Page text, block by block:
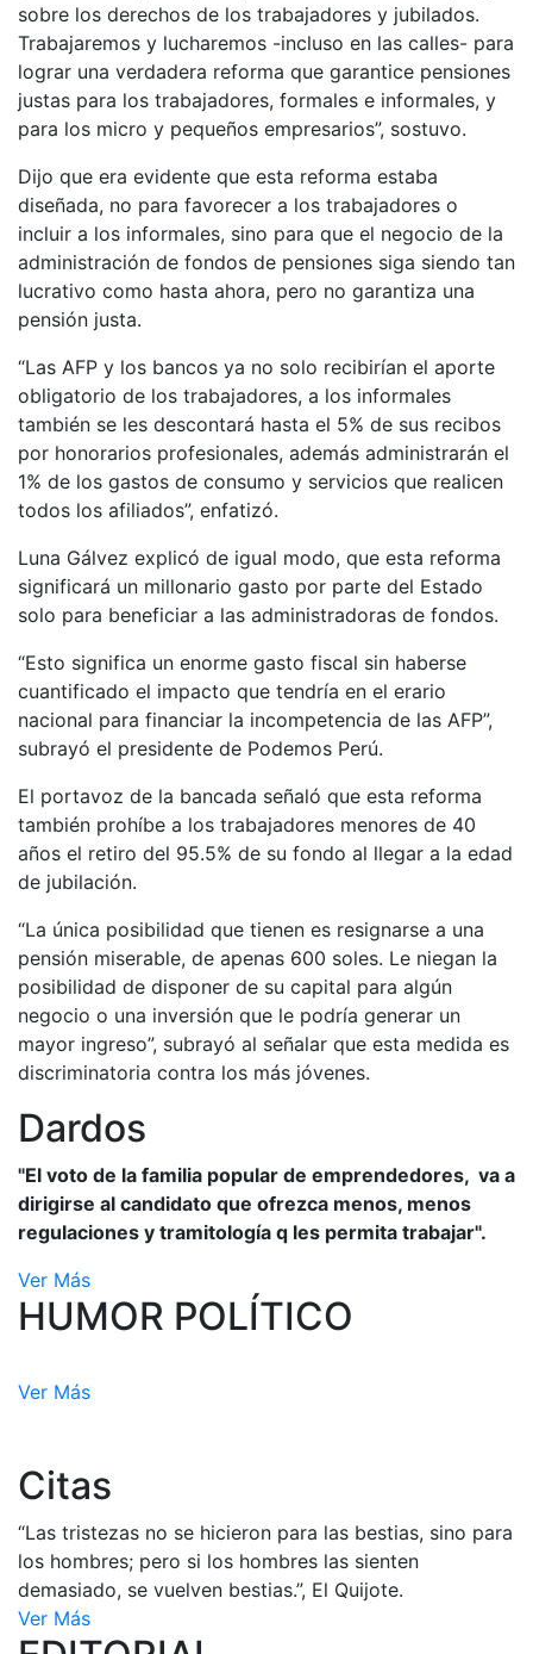
sobre los derechos de los trabajadores y jubilados.
Trabajaremos y lucharemos -incluso en las calles- para
lograr una verdadera reforma que garantice pensiones
justas para los trabajadores, formales e informales, y
para los micro y pequeños empresarios”, sostuvo.
Dijo que era evidente que esta reforma estaba
diseñada, no para favorecer a los trabajadores o
incluir a los informales, sino para que el negocio de la
administración de fondos de pensiones siga siendo tan
lucrativo como hasta ahora, pero no garantiza una
pensión justa.
“Las AFP y los bancos ya no solo recibirían el aporte
obligatorio de los trabajadores, a los informales
también se les descontará hasta el 5% de sus recibos
por honorarios profesionales, además administrarán el
1% de los gastos de consumo y servicios que realicen
todos los afiliados”, enfatizó.
Luna Gálvez explicó de igual modo, que esta reforma
significará un millonario gasto por parte del Estado
solo para beneficiar a las administradoras de fondos.
“Esto significa un enorme gasto fiscal sin haberse
cuantificado el impacto que tendría en el erario
nacional para financiar la incompetencia de las AFP”,
subrayó el presidente de Podemos Perú.
El portavoz de la bancada señaló que esta reforma
también prohíbe a los trabajadores menores de 40
años el retiro del 95.5% de su fondo al llegar a la edad
de jubilación.
“La única posibilidad que tienen es resignarse a una
pensión miserable, de apenas 600 soles. Le niegan la
posibilidad de disponer de su capital para algún
negocio o una inversión que le podría generar un
mayor ingreso”, subrayó al señalar que esta medida es
discriminatoria contra los más jóvenes.
Dardos
"El voto de la familia popular de emprendedores, va a
dirigirse al candidato que ofrezca menos, menos
regulaciones y tramitología q les permita trabajar".
Ver Más
HUMOR POLÍTICO
Ver Más
Citas
“Las tristezas no se hicieron para las bestias, sino para
los hombres; pero si los hombres las sienten
demasiado, se vuelven bestias.”, El Quijote.
Ver Más